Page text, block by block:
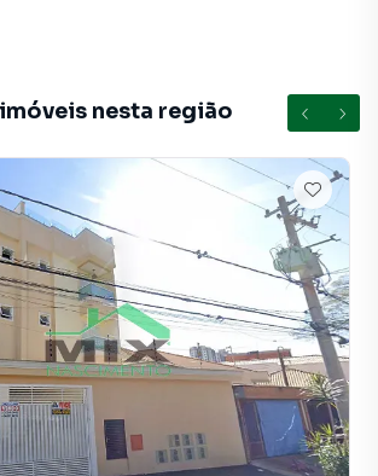
rápido do que em imobiliárias
e locamos diversos imóveis em
em Parque Sao Vicente. Isso porque
de marketing digital focada em produzir
para Mauá, o que aumenta muito o
interessados e tendo como
maior chance de vender ou alugar seu
Contamos também com um time de
treinados e uma central de
para atender proprietários e
nesta região